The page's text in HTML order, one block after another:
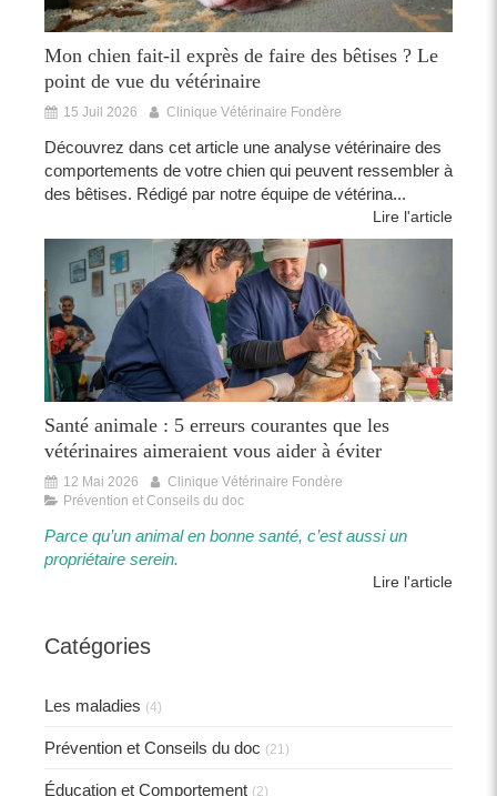
Mon chien fait-il exprès de faire des bêtises ? Le
point de vue du vétérinaire
15 Juil 2026 Clinique Vétérinaire Fondère
Découvrez dans cet article une analyse vétérinaire des
comportements de votre chien qui peuvent ressembler à
des bêtises. Rédigé par notre équipe de vétérina...
Lire l'article
Santé animale : 5 erreurs courantes que les
vétérinaires aimeraient vous aider à éviter
12 Mai 2026
Clinique Vétérinaire Fondère
Prévention et Conseils du doc
Parce qu’un animal en bonne santé, c’est aussi un
propriétaire serein.​​
Lire l'article
Catégories
Les maladies (4)
Prévention et Conseils du doc (21)
Éducation et Comportement (2)